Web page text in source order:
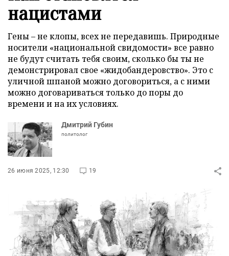
нацистами
Гены – не клопы, всех не передавишь. Природные
носители «национальной свидомости» все равно
не будут считать тебя своим, сколько бы ты не
демонстрировал свое «жидобандеровство». Это с
уличной шпаной можно договориться, а с ними
можно договариваться только до поры до
времени и на их условиях.
Дмитрий Губин
политолог
26 июня 2025, 12:30 19